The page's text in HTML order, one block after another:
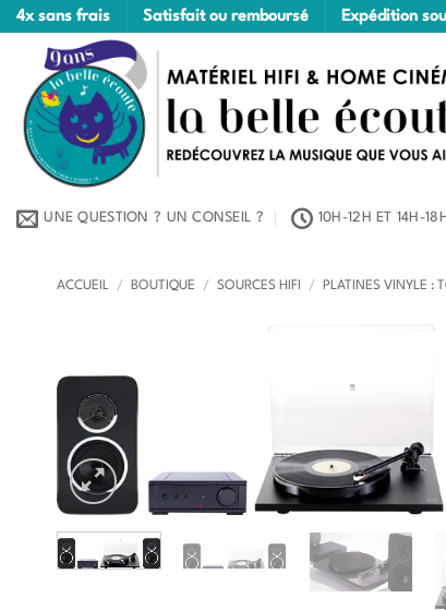
Passer
contenu
4x sans frais Satisfait ou remboursé Expédition
UNE QUESTION ? UN CONSEIL ? 10H-12H ET 14H-18H
ACCUEIL / BOUTIQUE / SOURCES HIFI / PLATINES VINYLE :